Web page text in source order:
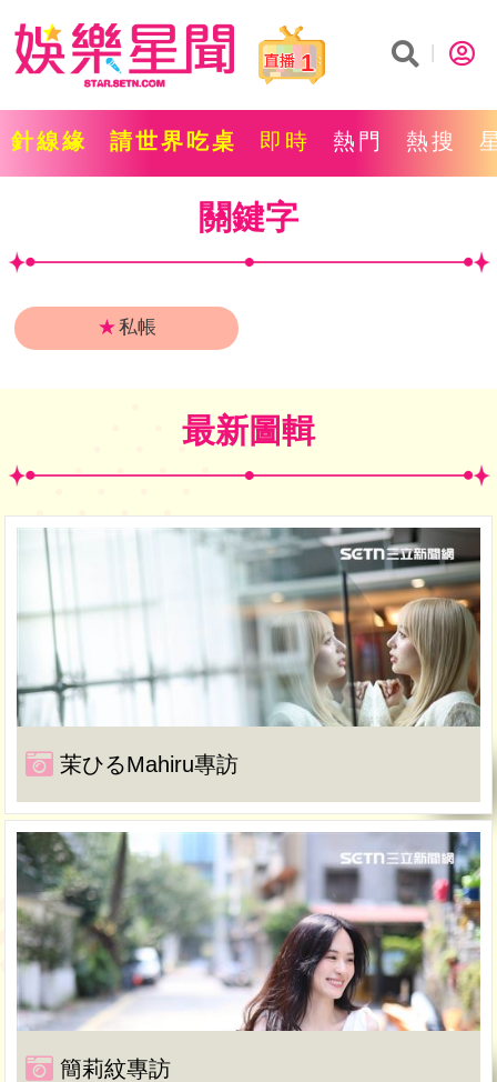
1
針線緣 請世界吃桌 即時 熱門 熱搜
關鍵字
★私帳
最新圖輯
茉ひるMahiru專訪
簡莉紋專訪